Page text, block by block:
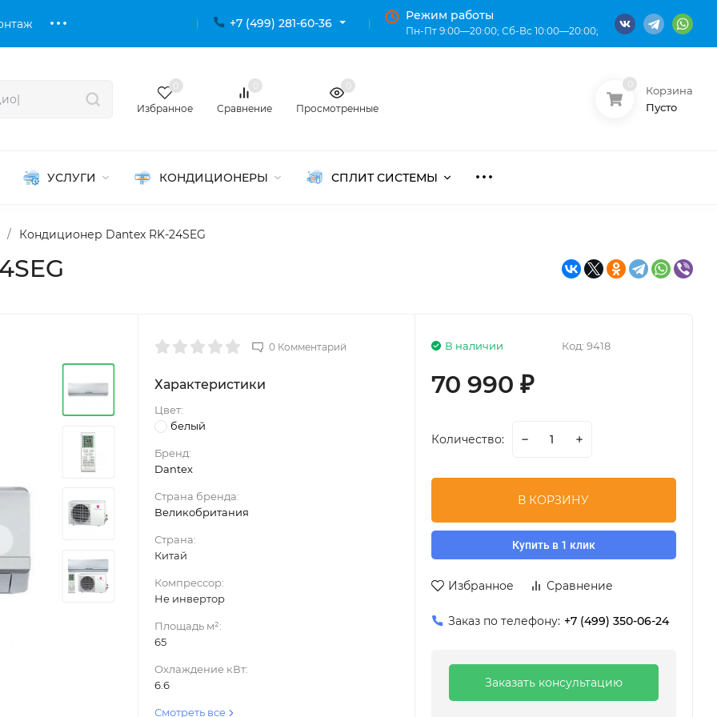
+7 (499) 281-60-36
Режим работы
Пн-Пт 9:00—20:00; Сб-Вс 10:00—20:00;
Избранное Сравнение Просмотренные
Корзина
Пусто
УСЛУГИ КОНДИЦИОНЕРЫ СПЛИТ СИСТЕМЫ
/ Кондиционер Dantex RK-24SEG
0 Комментарий
Характеристики
Цвет:
белый
Бренд:
Dantex
Страна бренда:
Великобритания
Страна:
Китай
Компрессор:
Не инвертор
Площадь м²:
65
Охлаждение кВт:
6.6
Смотреть все
Код: 9418
В наличии
70 990 ₽
Количество:
В КОРЗИНУ
Купить в 1 клик
Избранное Сравнение
Заказ по телефону: +7 (499) 350-06-24
Заказать консультацию